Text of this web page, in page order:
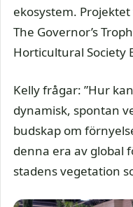
ekosystem.
The Governor’s
Horticultural Society
Kelly frågar: ”Hur
dynamisk, spontan
budskap om
denna era av global
stadens vegetation